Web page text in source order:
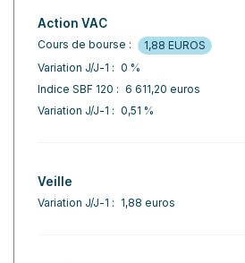
Action VAC
Cours de bourse :
1,88 EUROS
Variation J/J-1 : 0 %
Indice SBF 120 : 6 611,20 euros
Variation J/J-1 : 0,51 %
Veille
Variation J/J-1 : 1,88 euros